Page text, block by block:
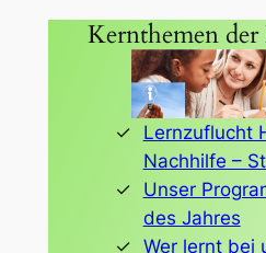
Kernthemen
Lernzuflucht
Nachhilfe –
Unser
des Jahres
Wer lernt bei